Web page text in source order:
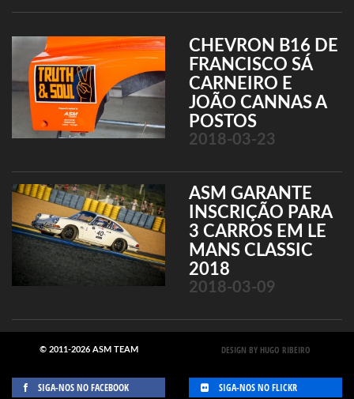
CHEVRON B16 DE
FRANCISCO SÁ
CARNEIRO E
JOÃO CANNAS A
POSTOS
2018-03-23
ASM GARANTE
INSCRIÇÃO PARA
3 CARROS EM LE
MANS CLASSIC
2018
2018-03-09
© 2011-2026 ASM TEAM DESIGN BY HUGO RIBEIRO
SIGA-NOS NO FACEBOOK SIGA-NOS NO FLICKR